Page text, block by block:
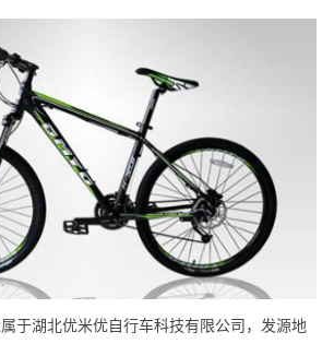
于湖北优米优自行车科技有限公司，发源地